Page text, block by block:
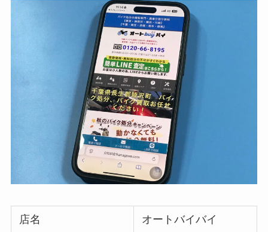
店名 オートバイバイ